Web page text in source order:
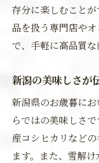
存分に楽しむこと
品を扱う専門店や
で、手軽に高品質な
新潟の美味しさが
新潟県のお歳暮に
らではの美味しさ
産コシヒカリなど
ます。また、雪解